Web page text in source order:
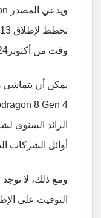
ويدعي المصدر
تخطط لإطلاق
وقت من أكتوبر
يمكن أن يتماشى
8 Gen 4
الرائد السنوي
أوائل الشركات
ومع ذلك، لا توجد
التوقيت على